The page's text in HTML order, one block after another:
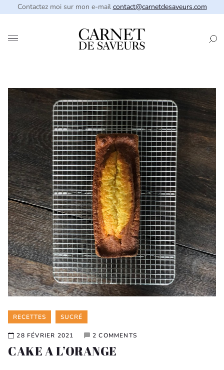
Contactez moi sur mon e-mail contact@carnetdesaveurs.com
Categories
RECETTES SUCRÉ
28 FÉVRIER 2021 2 COMMENTS
CAKE A L’ORANGE